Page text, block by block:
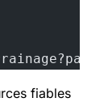
fiables